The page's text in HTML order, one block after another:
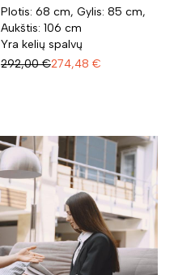
Plotis: 68 cm, Gylis: 85 cm,
Aukštis: 106 cm
Yra kelių spalvų
292,00 €274,48 €